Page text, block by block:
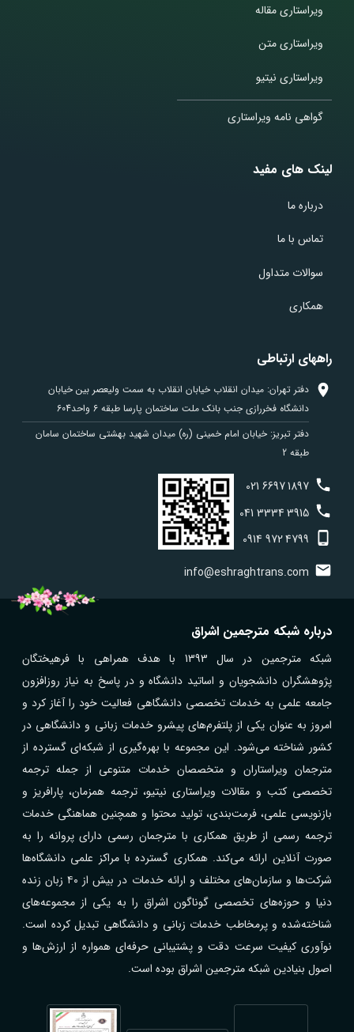
ویراستاری مقاله
ویراستاری متن
ویراستاری نیتیو
گواهی نامه ویراستاری
لینک های مفید
درباره ما
تماس با ما
سوالات متداول
همکاری
راههای ارتباطی
دفتر تهران: میدان انقلاب خیابان انقلاب به سمت ولیعصر بین خیابان
دانشگاه فخررازی جنب بانک ملت ساختمان پارسا طبقه 6 واحد604
دفتر تبریز: خیابان امام خمینی (ره) میدان شهید بهشتی ساختمان سامان
طبقه 2
021 66971897
041 33343915
0914 9724799
info@eshraghtrans.com
درباره شبکه مترجمین اشراق
شبکه مترجمین در سال 1393 با هدف همراهی با فرهیختگان
پژوهشگران دانشجویان و اساتید دانشگاه و در پاسخ به نیاز روزافزون
جامعه علمی به خدمات تخصصی دانشگاهی فعالیت خود را آغاز کرد و
امروز به عنوان یکی از پلتفرم‌های پیشرو خدمات زبانی و دانشگاهی در
کشور شناخته می‌شود. این مجموعه با بهره‌گیری از شبکه‌ای گسترده از
مترجمان ویراستاران و متخصصان خدمات متنوعی از جمله ترجمه
تخصصی کتب و مقالات ویراستاری نیتیو، ترجمه همزمان، پارافریز و
بازنویسی علمی، فرمت‌بندی، تولید محتوا و همچنین هماهنگی خدمات
ترجمه رسمی از طریق همکاری با مترجمان رسمی دارای پروانه را به
صورت آنلاین ارائه می‌کند. همکاری گسترده با مراکز علمی دانشگاه‌ها
شرکت‌ها و سازمان‌های مختلف و ارائه خدمات در بیش از ۴۰ زبان زنده
دنیا و حوزه‌های تخصصی گوناگون اشراق را به یکی از مجموعه‌های
شناخته‌شده و پرمخاطب خدمات زبانی و دانشگاهی تبدیل کرده است.
نوآوری کیفیت سرعت دقت و پشتیبانی حرفه‌ای همواره از ارزش‌ها و
اصول بنیادین شبکه مترجمین اشراق بوده است.